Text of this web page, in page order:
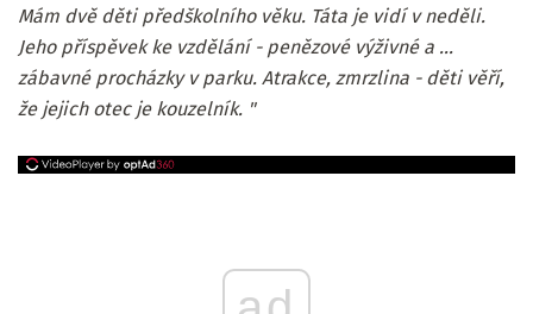
Mám dvě děti předškolního věku. Táta je vidí v neděli.
Jeho příspěvek ke vzdělání - penězové výživné a ...
zábavné procházky v parku. Atrakce, zmrzlina - děti věří,
že jejich otec je kouzelník. "